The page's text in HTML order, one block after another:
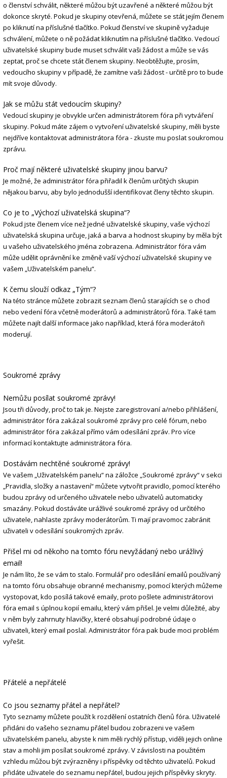
o členství schválit, některé můžou být uzavřené a některé můžou být
dokonce skryté. Pokud je skupiny otevřená, můžete se stát jejím členem
po kliknutí na příslušné tlačítko. Pokud členství ve skupině vyžaduje
schválení, můžete o ně požádat kliknutím na příslušné tlačítko. Vedoucí
uživatelské skupiny bude muset schválit vaši žádost a může se vás
zeptat, proč se chcete stát členem skupiny. Neobtěžujte, prosím,
vedoucího skupiny v případě, že zamítne vaši žádost - určitě pro to bude
mít svoje důvody.
Jak se můžu stát vedoucím skupiny?
Vedoucí skupiny je obvykle určen administrátorem fóra při vytváření
skupiny. Pokud máte zájem o vytvoření uživatelské skupiny, měli byste
nejdříve kontaktovat administrátora fóra - zkuste mu poslat soukromou
zprávu.
Proč mají některé uživatelské skupiny jinou barvu?
Je možné, že administrátor fóra přiřadil k členům určitých skupin
nějakou barvu, aby bylo jednodušší identifikovat členy těchto skupin.
Co je to „Výchozí uživatelská skupina“?
Pokud jste členem více než jedné uživatelské skupiny, vaše výchozí
uživatelská skupina určuje, jaká a barva a hodnost skupiny by měla být
u vašeho uživatelského jména zobrazena. Administrátor fóra vám
může udělit oprávnění ke změně vaší výchozí uživatelské skupiny ve
vašem „Uživatelském panelu“.
K čemu slouží odkaz „Tým“?
Na této stránce můžete zobrazit seznam členů starajících se o chod
nebo vedení fóra včetně moderátorů a administrátorů fóra. Také tam
můžete najít další informace jako například, která fóra moderátoři
moderují.
Soukromé zprávy
Nemůžu posílat soukromé zprávy!
Jsou tři důvody, proč to tak je. Nejste zaregistrovaní a/nebo přihlášení,
administrátor fóra zakázal soukromé zprávy pro celé fórum, nebo
administrátor fóra zakázal přímo vám odesílání zpráv. Pro více
informací kontaktujte administrátora fóra.
Dostávám nechtěné soukromé zprávy!
Ve vašem „Uživatelském panelu“ na záložce „Soukromé zprávy“ v sekci
„Pravidla, složky a nastavení“ můžete vytvořit pravidlo, pomocí kterého
budou zprávy od určeného uživatele nebo uživatelů automaticky
smazány. Pokud dostáváte urážlivé soukromé zprávy od určitého
uživatele, nahlaste zprávy moderátorům. Ti mají pravomoc zabránit
uživateli v odesílání soukromých zpráv.
Přišel mi od někoho na tomto fóru nevyžádaný nebo urážlivý
email!
Je nám líto, že se vám to stalo. Formulář pro odesílání emailů používaný
na tomto fóru obsahuje obranné mechanismy, pomocí kterých můžeme
vystopovat, kdo posílá takové emaily, proto pošlete administrátorovi
fóra email s úplnou kopií emailu, který vám přišel. Je velmi důležité, aby
v něm byly zahrnuty hlavičky, které obsahují podrobné údaje o
uživateli, který email poslal. Administrátor fóra pak bude moci problém
vyřešit.
Přátelé a nepřátelé
Co jsou seznamy přátel a nepřátel?
Tyto seznamy můžete použít k rozdělení ostatních členů fóra. Uživatelé
přidáni do vašeho seznamu přátel budou zobrazeni ve vašem
uživatelském panelu, abyste k nim měli rychlý přístup, viděli jejich online
stav a mohli jim posílat soukromé zprávy. V závislosti na použitém
vzhledu můžou být zvýrazněny i příspěvky od těchto uživatelů. Pokud
přidáte uživatele do seznamu nepřátel, budou jejich příspěvky skryty.